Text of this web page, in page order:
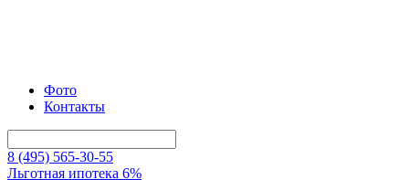
Фото
Контакты
8 (495) 565-30-55
Льготная ипотека 6%